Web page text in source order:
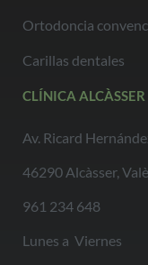
Ortodoncia
Carillas dentales
CLÍNICA ALCÀSSER
Av. Ricard
46290 Alcàsser,
961 234 648
Lunes a Viernes